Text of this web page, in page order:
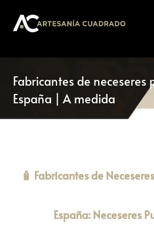
Fabricantes de neceseres
España | A medida
🧴 Fabricantes de
España: Neceseres